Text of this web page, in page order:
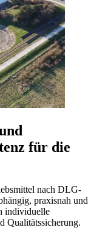
für die
nach DLG-
praxisnah und
individuelle
Qualitätssicherung.